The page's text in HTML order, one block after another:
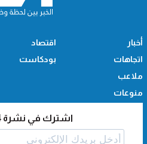
أخبار
اتجاهات
ملاعب
منوعات
اقتصاد
بودكاست
اشترك في نشرة 24 الإخبارية